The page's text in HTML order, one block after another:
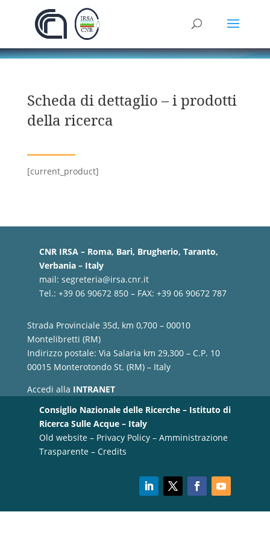
Scheda di dettaglio – i prodotti
della ricerca
[current_product]
CNR IRSA – Roma, Bari, Brugherio, Taranto,
Verbania – Italy
mail: segreteria@irsa.cnr.it
Tel.: +39 06 90672 850 – FAX: +39 06 90672 787
Strada Provinciale 35d, km 0,700 – 00010
Montelibretti (RM)
Indirizzo postale: Via Salaria km 29,300 – C.P. 10
00015 Monterotondo St. (RM) – Italy
Accedi alla INTRANET
Consiglio Nazionale delle Ricerche – Istituto di
Ricerca Sulle Acque – Italy
Old website– Privacy Policy– Amministrazione
Trasparente– Credits